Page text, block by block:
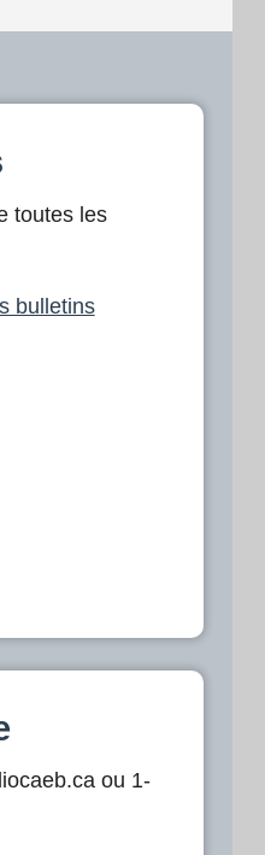
toutes les
bulletins
ou 1-